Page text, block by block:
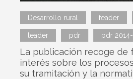
Desarrollo rural feader
leader pdr pdr
La publicación recoge de
interés sobre los
su tramitación y la